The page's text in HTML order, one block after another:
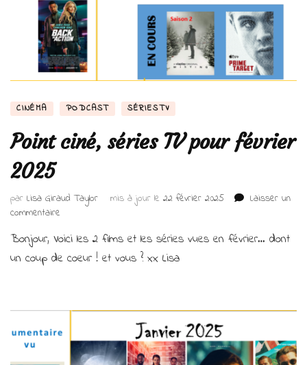
CINÉMA PODCAST SÉRIESTV
Point ciné, séries TV pour février
2025
par Lisa Giraud Taylor mis à jour le 22 février 2025
Laisser un
commentaire
ciné,
séries
2025
Bonjour, Voici les 2 films et les séries vues en février… dont
un coup de coeur ! et vous ? xx Lisa